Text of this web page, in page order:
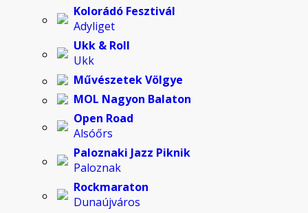
Kolorádó Fesztivál
Adyliget
Ukk & Roll
Ukk
Művészetek Völgye
MOL Nagyon Balaton
Open Road
Alsóőrs
Paloznaki Jazz Piknik
Paloznak
Rockmaraton
Dunaújváros